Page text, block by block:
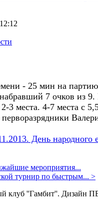
- 25 мин на
7 очков
2-3 места. 4-7 места с
День
мероприятия...
турнир по быстрым... >
клуб ''Гамбит''. Дизайн